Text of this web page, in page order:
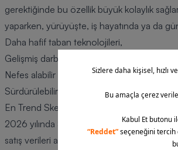
gerektiğinde bu özellik büyük kolaylık
yaparken, yürüyüşte, iş hayatında ya da
Daha hafif taban teknolojileri,
Gelişmiş darbe emici sistemler,
Nefes alabilir üst yüzey tasarımları,
Sürdürülebilir üretim materyalleri gibi
En Trend Skechers Ayakkabı Modelleri
2026 yılında Skechers koleksiyonları
satış verileri açısından zirvede yer alır.